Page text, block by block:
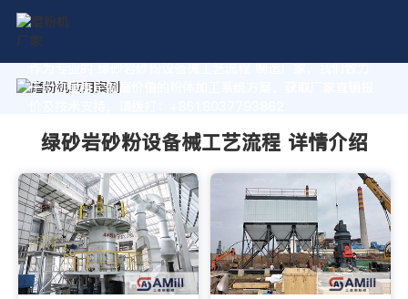
作为专业的 绿砂岩砂粉设备械工艺流程 制造厂家，我们致力
于为您量身定制高价值的粉体加工系统方案。获取厂家直销报
绿砂岩砂粉设备械工艺流程 详情介绍